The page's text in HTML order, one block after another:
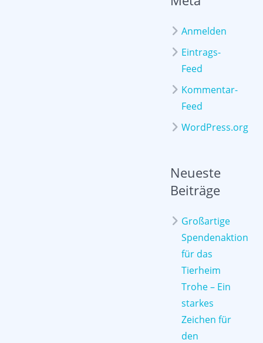
Anmelden
Eintrags-
Feed
Kommentar-
Feed
WordPress.org
Neueste
Beiträge
Großartige
Spendenaktion
für das
Tierheim
Trohe – Ein
starkes
Zeichen für
den